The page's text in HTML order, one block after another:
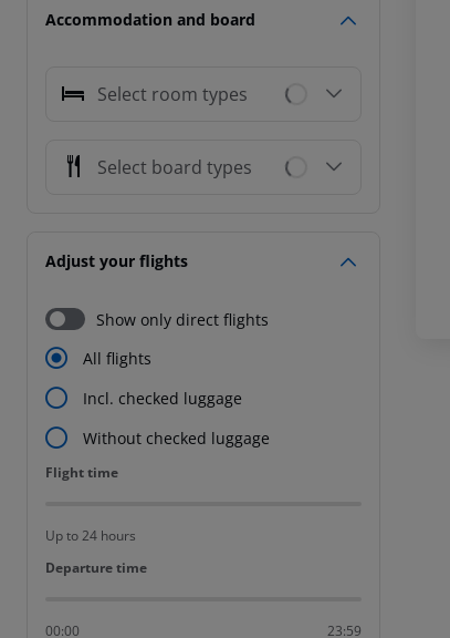
Accommodation and board
Select room types
Select board types
Adjust your flights
Show only direct flights
All flights
Incl. checked luggage
Without checked luggage
Flight time
Flight time
Up to 24 hours
Departure time
Departure time
00:00 23:59